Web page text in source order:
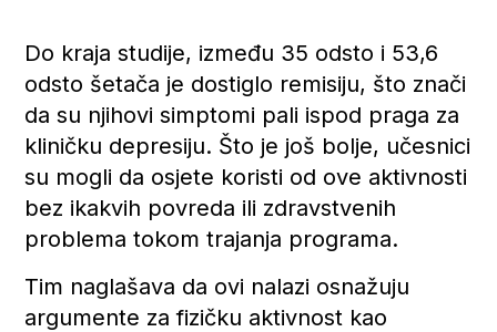
Do kraja studije, između 35 odsto i 53,6
odsto šetača je dostiglo remisiju, što znači
da su njihovi simptomi pali ispod praga za
kliničku depresiju. Što je još bolje, učesnici
su mogli da osjete koristi od ove aktivnosti
bez ikakvih povreda ili zdravstvenih
problema tokom trajanja programa.
Tim naglašava da ovi nalazi osnažuju
argumente za fizičku aktivnost kao